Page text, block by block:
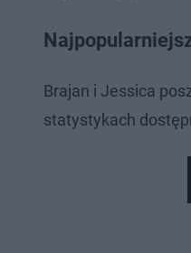
Brajan i Jessica
statystykach